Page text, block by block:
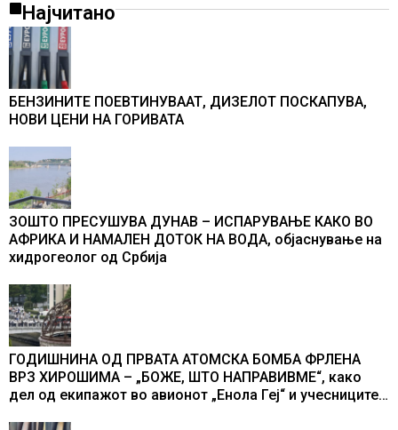
Најчитано
БЕНЗИНИТЕ ПОЕВТИНУВААТ, ДИЗЕЛОТ ПОСКАПУВА,
НОВИ ЦЕНИ НА ГОРИВАТА
ЗОШТО ПРЕСУШУВА ДУНАВ – ИСПАРУВАЊЕ КАКО ВО
АФРИКА И НАМАЛЕН ДОТОК НА ВОДА, објаснување на
хидрогеолог од Србија
ГОДИШНИНА ОД ПРВАТА АТОМСКА БОМБА ФРЛЕНА
ВРЗ ХИРОШИМА – „БОЖЕ, ШТО НАПРАВИВМЕ“, како
дел од екипажот во авионот „Енола Геј“ и учесниците